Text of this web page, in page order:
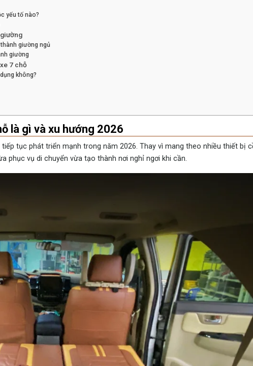
yếu tố nào?
giường ngủ
giường
7 chỗ
không?
là gì và xu hướng 2026
tục phát triển mạnh trong năm 2026. Thay vì mang theo nhiều thiết bị
phục vụ di chuyển vừa tạo thành nơi nghỉ ngơi khi cần.